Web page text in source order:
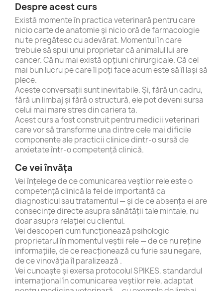
Despre acest curs
Există momente în practica veterinară pentru care
nicio carte de anatomie și nicio oră de farmacologie
nu te pregătesc cu adevărat. Momentul în care
trebuie să spui unui proprietar că animalul lui are
cancer. Că nu mai există opțiuni chirurgicale. Că cel
mai bun lucru pe care îl poți face acum este să îl lași să
plece.
Aceste conversații sunt inevitabile. Și, fără un cadru,
fără un limbaj și fără o structură, ele pot deveni sursa
celui mai mare stres din cariera ta.
Acest curs a fost construit pentru medicii veterinari
care vor să transforme una dintre cele mai dificile
componente ale practicii clinice dintr-o sursă de
anxietate într-o competență clinică.
Ce vei învăța
Vei înțelege de ce comunicarea veștilor rele este o
competență clinică la fel de importantă ca
diagnosticul sau tratamentul — și de ce absența ei are
consecințe directe asupra sănătății tale mintale, nu
doar asupra relației cu clientul.
Vei descoperi cum funcționează psihologic
proprietarul în momentul veștii rele — de ce nu reține
informațiile, de ce reacționează cu furie sau negare,
de ce vinovăția îl paralizează .
Vei cunoaște și exersa protocolul SPIKES, standardul
internațional în comunicarea veștilor rele, adaptat